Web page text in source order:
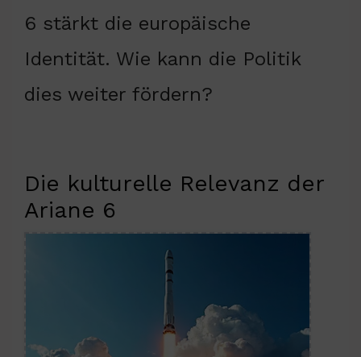
6 stärkt die europäische
Identität. Wie kann die Politik
dies weiter fördern?
Die kulturelle Relevanz der
Ariane 6